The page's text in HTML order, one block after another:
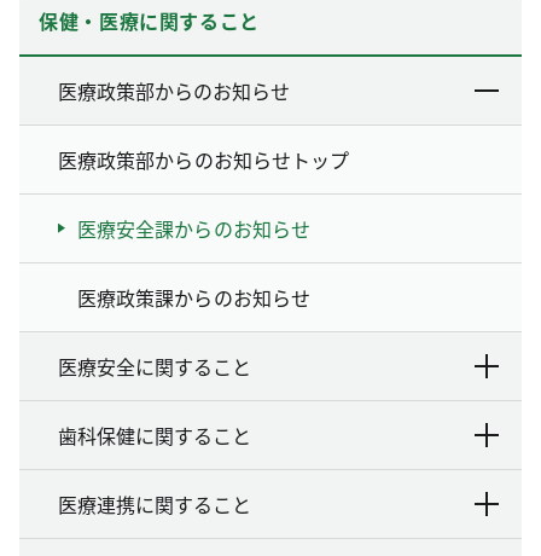
保健・医療に関すること
医療政策部からのお知らせ
医療政策部からのお知らせトップ
医療安全課からのお知らせ
医療政策課からのお知らせ
医療安全に関すること
歯科保健に関すること
医療連携に関すること